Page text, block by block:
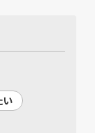
い